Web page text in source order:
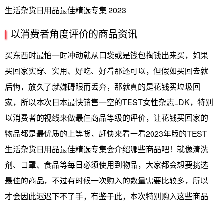
生活杂货日用品最佳精选专集 2023
以消费者角度评价的商品资讯
买东西时最怕一时冲动就从口袋或是钱包掏钱出来买，如果
买回家实穿、实用、好吃、好看那还可以，但假如买回去就
后悔，放久了就嫌碍眼而丢弃，那就真的是花钱买垃圾回
家，所以本次日本最快销售一空的TEST女性杂志LDK，特别
以消费者的视线来做最佳商品等级的评价，让花钱买回家的
物品都是最优质的上等货，赶快来看一看2023年版的TEST
生活杂货日用品最佳精选专集会介绍哪些商品吧！就像清洗
剂、口罩、食品等每日必须使用到物品，大家都会想要挑选
最佳的商品，不过有时候一次购入的数量需要比较多，所以
才会因此迟迟下不了手，有鉴于此，本次特别购入这些商品